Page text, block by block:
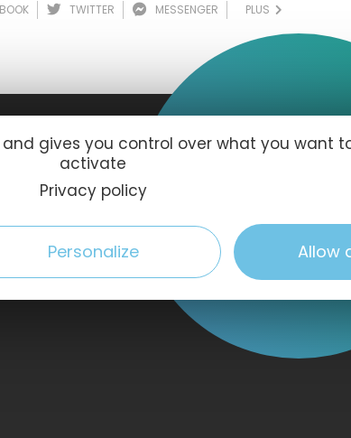
TWITTER MESSENGER PLUS
and gives you control over what you want
activate
Privacy policy
Allow
Personalize